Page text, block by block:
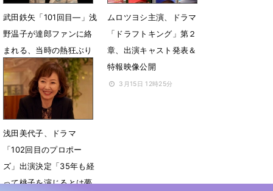
武田鉄矢「101回目―」浅
野温子が達郎ファンに絡
まれる、当時の熱狂ぶり
明かす
3月19日 19時39分
ムロツヨシ主演、ドラマ
「ドラフトキング」第２
章、出演キャスト発表＆
特報映像公開
3月15日 12時25分
浅田美代子、ドラマ
「102回目のプロポー
ズ」出演決定「35年も経
って桃子を演じるとは夢